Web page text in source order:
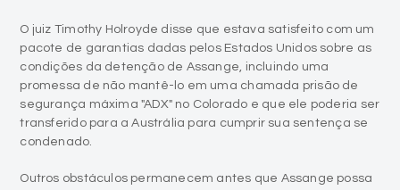
O juiz Timothy Holroyde disse que estava satisfeito com um
pacote de garantias dadas pelos Estados Unidos sobre as
condições da detenção de Assange, incluindo uma
promessa de não mantê-lo em uma chamada prisão de
segurança máxima "ADX" no Colorado e que ele poderia ser
transferido para a Austrália para cumprir sua sentença se
condenado.
Outros obstáculos permanecem antes que Assange possa